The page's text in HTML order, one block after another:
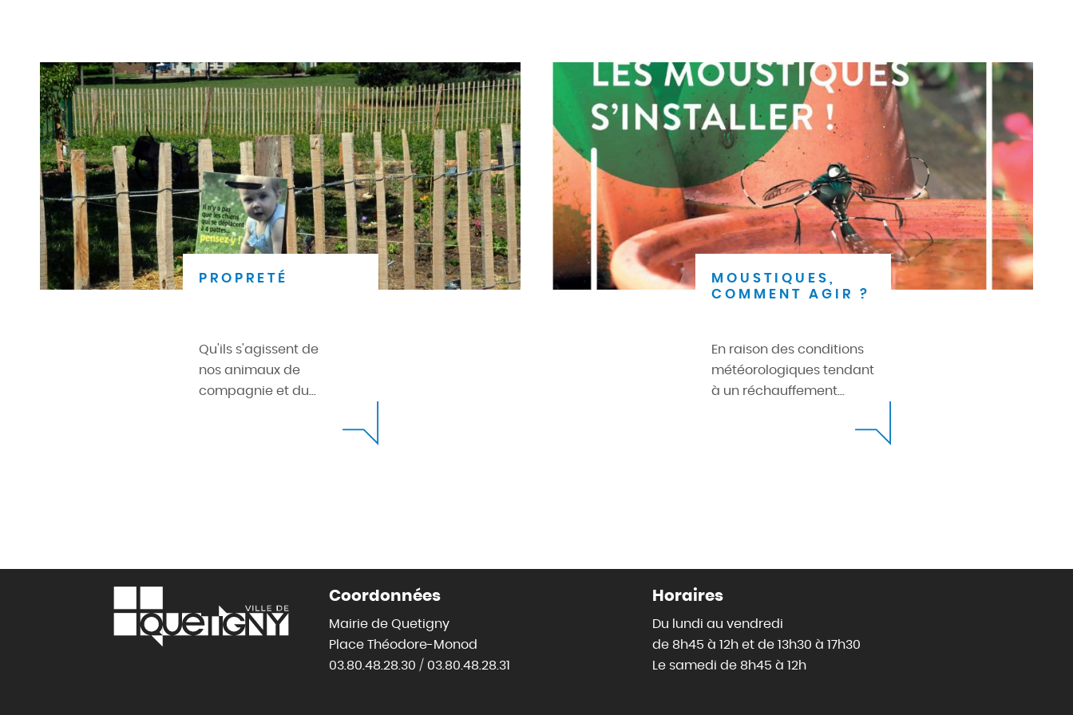
PROPRETÉ
Qu'ils s'agissent de
nos animaux de
compagnie et du...
MOUSTIQUES,
COMMENT AGIR ?
En raison des conditions
météorologiques tendant
à un réchauffement...
Coordonnées
Mairie de Quetigny
Place Théodore-Monod
03.80.48.28.30 / 03.80.48.28.31
Horaires
Du lundi au vendredi
de 8h45 à 12h et de 13h30 à 17h30
Le samedi de 8h45 à 12h